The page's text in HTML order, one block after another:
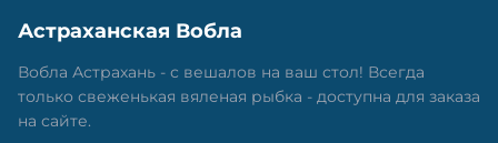
Астраханская Вобла
Вобла Астрахань - с вешалов на ваш стол! Всегда
только свеженькая вяленая рыбка - доступна для заказа
на сайте.